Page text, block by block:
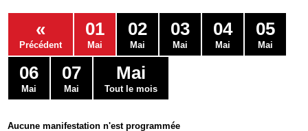
Services
Contacts
«
Précédent
01
Mai
02
Mai
03
Mai
04
Mai
05
Mai
06
Mai
07
Mai
Mai
Tout le mois
Aucune manifestation n'est programmée